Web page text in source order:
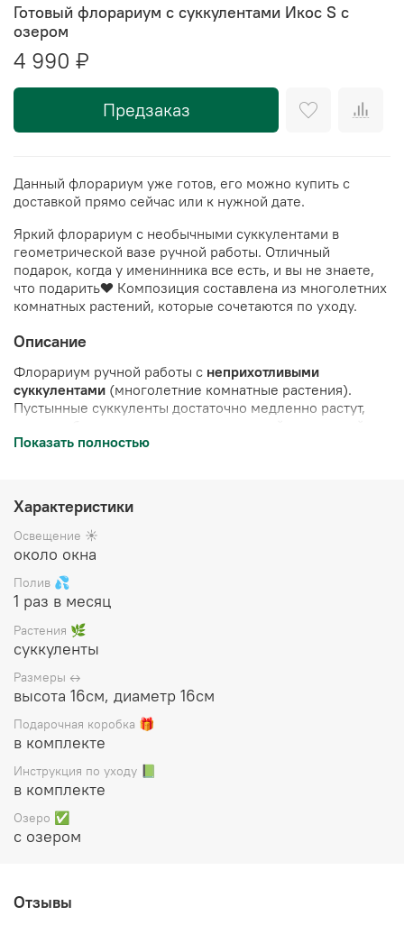
Готовый флорариум с суккулентами Икос S с
озером
4 990 ₽
Предзаказ
Данный флорариум уже готов, его можно купить с
доставкой прямо сейчас или к нужной дате.
Яркий флорариум с необычными суккулентами в
геометрической вазе ручной работы. Отличный
подарок, когда у именинника все есть, и вы не знаете,
что подарить❤️ Композиция составлена из многолетних
комнатных растений, которые сочетаются по уходу.
Описание
Флорариум ручной работы с неприхотливыми
суккулентами (многолетние комнатные растения).
Пустынные суккуленты достаточно медленно растут,
вазе.Полив примерно 1 раз в месяц
поливе, сохраняет свой цвет в течение 10 лет).
Имитация озера выполнена из эпоксидной смолы.
Цена указана за готовый флорариум
подарочную коробку, прилагается инструкция по уходу.
Показать полностью
Характеристики
Освещение ☀️
около окна
Полив 💦
1 раз в месяц
Растения 🌿
суккуленты
Размеры ↔️
высота 16см, диаметр 16см
Подарочная коробка 🎁
в комплекте
Инструкция по уходу 📗
в комплекте
Озеро ✅
с озером
Отзывы